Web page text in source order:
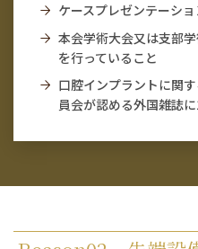
ケースプレゼンテーシ
本会学術大会又は支部
を行っていること
口腔インプラントに関
員会が認める外国雑誌